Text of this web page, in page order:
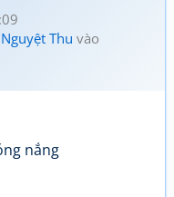
Nguyệt Thu vào
nắng